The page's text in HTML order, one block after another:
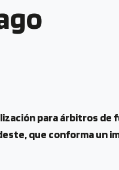
para árbitros
que conforma